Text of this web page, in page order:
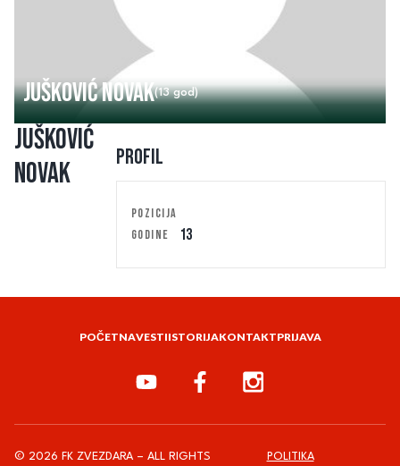
Jušković Novak(13 god)
Jušković
Novak
Profil
POZICIJA
GODINE
13
POČETNAVESTIISTORIJAKONTAKTPRIJAVA
© 2026 FK ZVEZDARA – ALL RIGHTS POLITIKA